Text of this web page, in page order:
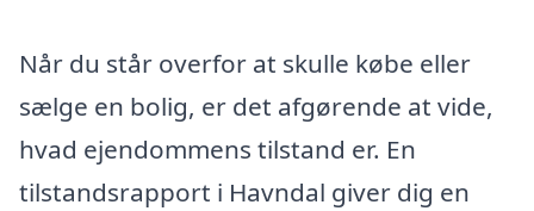
Når du står overfor at skulle købe eller
sælge en bolig, er det afgørende at vide,
hvad ejendommens tilstand er. En
tilstandsrapport i Havndal giver dig en